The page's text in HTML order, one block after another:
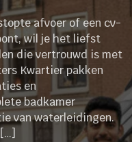
afvoer of een cv-
wil je het liefst
die vertrouwd is met
Kwartier pakken
en
badkamer
van waterleidingen.